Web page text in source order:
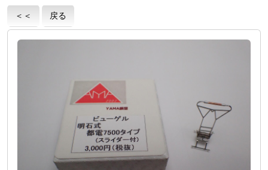
＜＜ 戻る